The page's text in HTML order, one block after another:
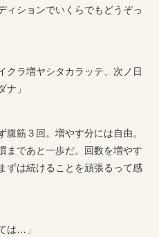
ィションでいくらでもどうぞっ
クラ増ヤシタカラッテ、次ノ日
」
筋３回。増やす分には自由。
まであと一歩だ。回数を増やす
ずは続けることを頑張るって感
は…」